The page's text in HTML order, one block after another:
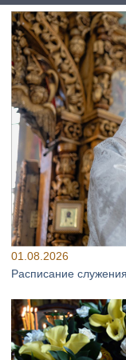
01.08.2026
Расписание